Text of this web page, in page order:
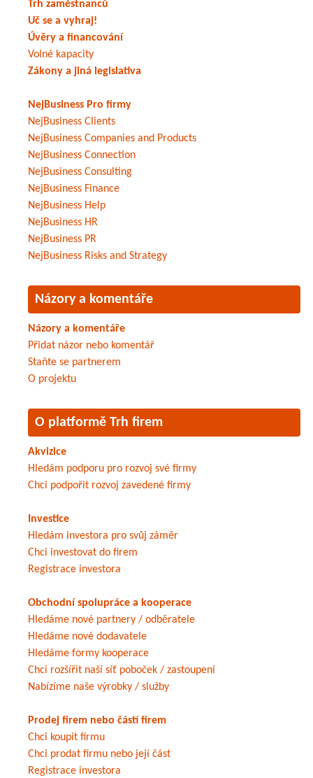
Trh zaměstnanců
Uč se a vyhraj!
Úvěry a financování
Volné kapacity
Zákony a jiná legislativa
NejBusiness Pro firmy
NejBusiness Clients
NejBusiness Companies and Products
NejBusiness Connection
NejBusiness Consulting
NejBusiness Finance
NejBusiness Help
NejBusiness HR
NejBusiness PR
NejBusiness Risks and Strategy
Názory a komentáře
Názory a komentáře
Přidat názor nebo komentář
Staňte se partnerem
O projektu
O platformě Trh firem
Akvizice
Hledám podporu pro rozvoj své firmy
Chci podpořit rozvoj zavedené firmy
Investice
Hledám investora pro svůj záměr
Chci investovat do firem
Registrace investora
Obchodní spolupráce a kooperace
Hledáme nové partnery / odběratele
Hledáme nové dodavatele
Hledáme formy kooperace
Chci rozšířit naší síť poboček / zastoupení
Nabízíme naše výrobky / služby
Prodej firem nebo částí firem
Chci koupit firmu
Chci prodat firmu nebo její část
Registrace investora